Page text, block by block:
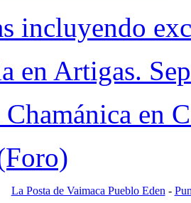
incluyendo
en Artigas.
en
La Posta de Vaimaca Pueblo Eden -